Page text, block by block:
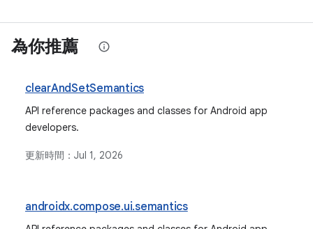
為你推薦
clearAndSetSemantics
API reference packages and classes for Android app
developers.
更新時間： Jul 1, 2026
androidx.compose.ui.semantics